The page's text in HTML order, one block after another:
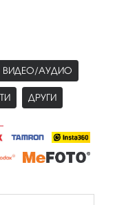
ВИДЕО/АУДИО
ДРУГИ